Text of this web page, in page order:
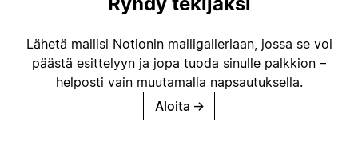
Lähetä mallisi Notionin malligalleriaan, jossa se voi
päästä esittelyyn ja jopa tuoda sinulle palkkion –
helposti vain muutamalla napsautuksella.
Aloita →